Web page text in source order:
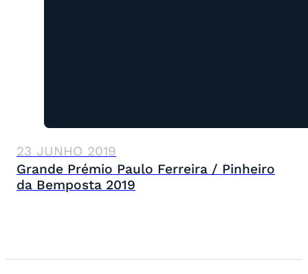
23 JUNHO 2019
Grande Prémio Paulo Ferreira / Pinheiro
da Bemposta 2019